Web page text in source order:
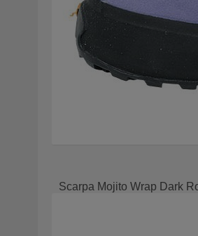
Scarpa Mojito Wrap Dark